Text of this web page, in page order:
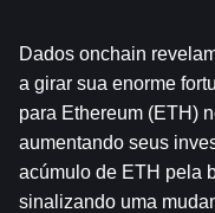
Dados onchain
a girar sua enorme
para Ethereum (ETH)
aumentando seus
acúmulo de ETH pela
sinalizando uma